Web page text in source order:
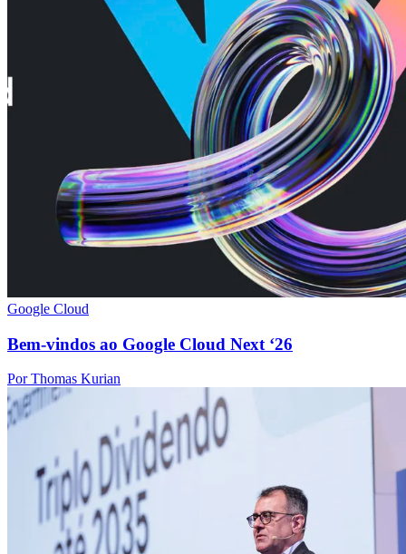
Google Cloud
Bem-vindos ao Google Cloud Next ‘26
Por Thomas Kurian